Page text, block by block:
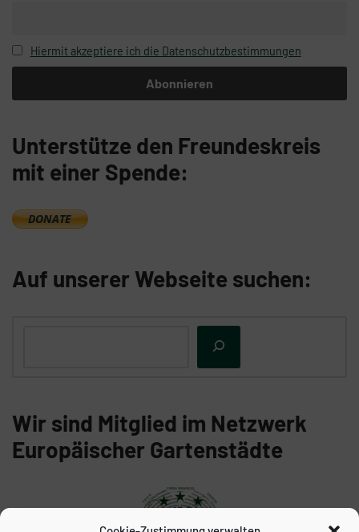
Hiermit akzeptiere ich die Datenschutzbestimmungen
Unterstütze den Freundeskreis
mit einer Spende:
Auf unserer Webseite suchen:
Wir sind Mitglied im Netzwerk
Europäischer Gartenstädte